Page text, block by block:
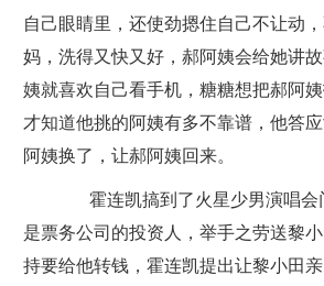
自己眼睛里，还使劲摁住自己不让动
妈，洗得又快又好，郝阿姨会给她讲
姨就喜欢自己看手机，糖糖想把郝阿
才知道他挑的阿姨有多不靠谱，他答
阿姨换了，让郝阿姨回来。
霍连凯搞到了火星少男演唱会
是票务公司的投资人，举手之劳送黎
持要给他转钱，霍连凯提出让黎小田亲